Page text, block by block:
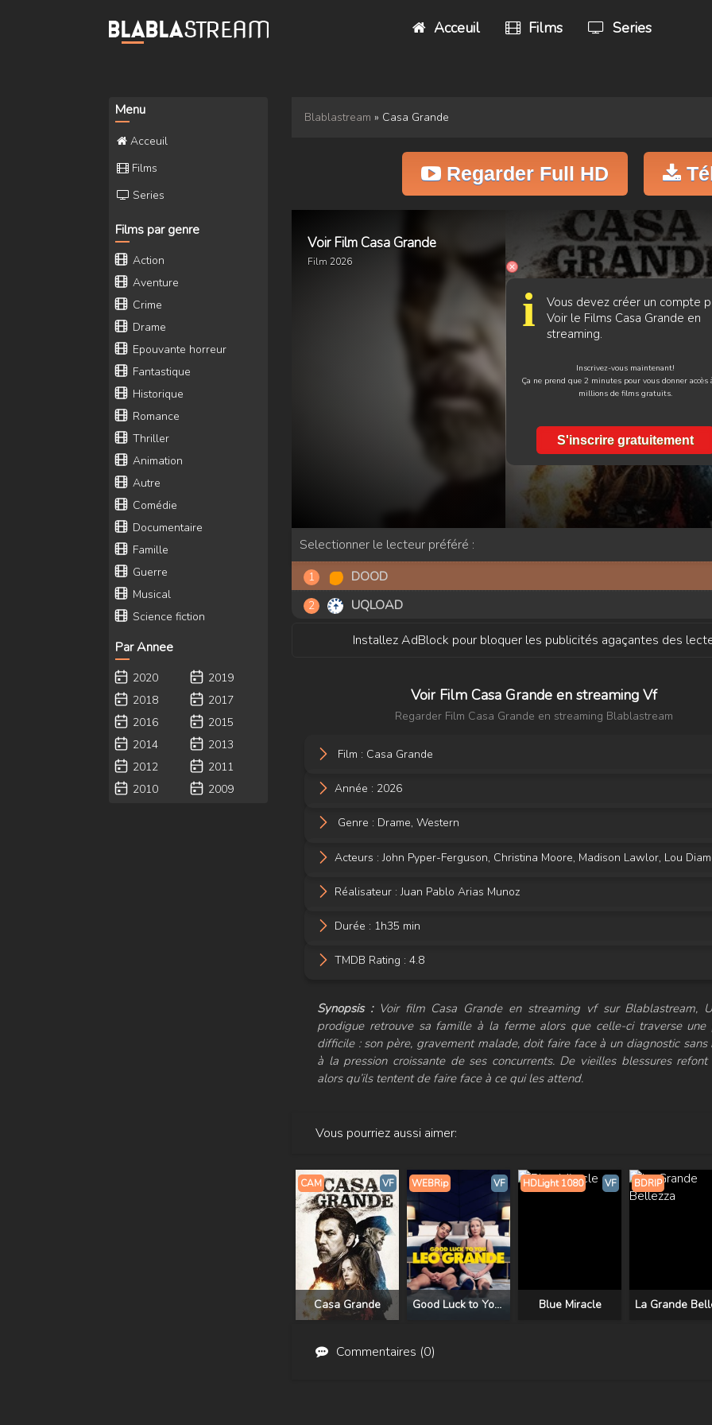
Acceuil Films Series
Blablastream » Casa Grande
Regarder Full HD
i
Vous devez créer un compte
Voir le Films Casa Grande en
streaming.
Inscrivez-vous maintenant!
Ça ne prend que 2 minutes pour vous donner accès
millions de films gratuits.
S'inscrire gratuitement
Voir Film Casa Grande
Film 2026
Selectionner le lecteur préféré :
DOOD
UQLOAD
Installez AdBlock pour bloquer les publicités agaçantes des
Voir Film Casa Grande en streaming Vf
Regarder Film Casa Grande en streaming Blablastream
Film : Casa Grande
Année : 2026
Genre : Drame, Western
Acteurs :John Pyper-Ferguson, Christina Moore, Madison Lawlor, Lou
Réalisateur :Juan Pablo Arias Munoz
Durée : 1h35 min
TMDB Rating : 4.8
Synopsis :Voir film Casa Grande en streaming vf sur Blablastream,
prodigue retrouve sa famille à la ferme alors que celle-ci traverse une
difficile : son père, gravement malade, doit faire face à un diagnostic sans
à la pression croissante de ses concurrents. De vieilles blessures refont
alors qu’ils tentent de faire face à ce qui les attend.
Vous pourriez aussi aimer:
Casa Grande
CAM VF
Good Luck to You, Leo Grande
WEBRip VF
Blue Miracle
HDLight 1080 VF BDRIP
Commentaires (0)
Menu
Acceuil
Films
Series
Films par genre
Action
Aventure
Crime
Drame
Epouvante horreur
Fantastique
Historique
Romance
Thriller
Animation
Autre
Comédie
Documentaire
Famille
Guerre
Musical
Science fiction
Par Annee
2020
2019
2018
2017
2016
2015
2014
2013
2012
2011
2010
2009